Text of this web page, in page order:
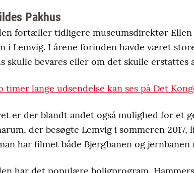
Pakhus
fortæller tidligere museumsdirektør Ellen
i Lemvig. I årene forinden havde været
skulle bevares eller om det skulle erstattes
timer lange udsendelse kan ses på Det
er der blandt andet også mulighed for et
der besøgte Lemvig i sommeren 2017,
har filmet både Bjergbanen og
har det populære boligprogram,